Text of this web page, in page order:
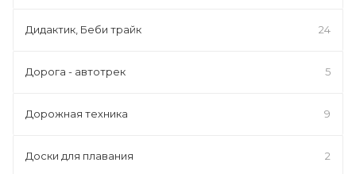
Дидактик, Беби трайк 24
Дорога - автотрек 5
Дорожная техника 9
Доски для плавания 2